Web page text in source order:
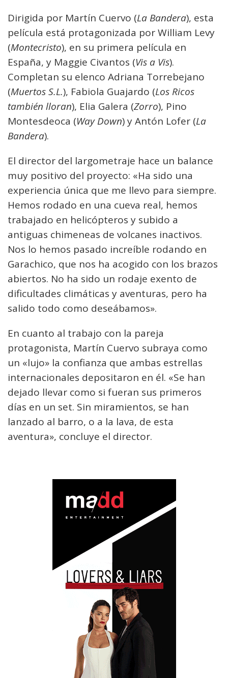
Dirigida por Martín Cuervo (La Bandera), esta
película está protagonizada por William Levy
(Montecristo), en su primera película en
España, y Maggie Civantos (Vis a Vis).
Completan su elenco Adriana Torrebejano
(Muertos S.L.), Fabiola Guajardo (Los Ricos
también lloran), Elia Galera (Zorro), Pino
Montesdeoca (Way Down) y Antón Lofer (La
Bandera).
El director del largometraje hace un balance
muy positivo del proyecto: «Ha sido una
experiencia única que me llevo para siempre.
Hemos rodado en una cueva real, hemos
trabajado en helicópteros y subido a
antiguas chimeneas de volcanes inactivos.
Nos lo hemos pasado increíble rodando en
Garachico, que nos ha acogido con los brazos
abiertos. No ha sido un rodaje exento de
dificultades climáticas y aventuras, pero ha
salido todo como deseábamos».
En cuanto al trabajo con la pareja
protagonista, Martín Cuervo subraya como
un «lujo» la confianza que ambas estrellas
internacionales depositaron en él. «Se han
dejado llevar como si fueran sus primeros
días en un set. Sin miramientos, se han
lanzado al barro, o a la lava, de esta
aventura», concluye el director.